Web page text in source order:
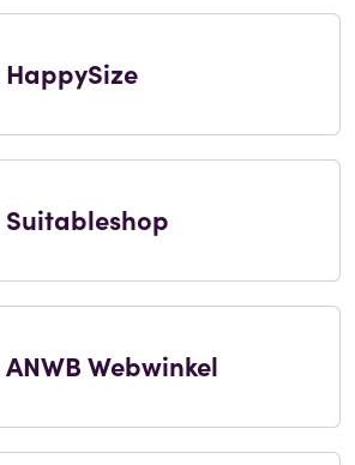
HappySize
Suitableshop
ANWB Webwinkel